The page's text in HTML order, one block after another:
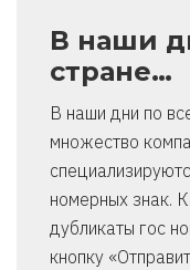
В наши
стране…
В наши дни по
множество
номерных знак.
дубликаты гос
кнопку